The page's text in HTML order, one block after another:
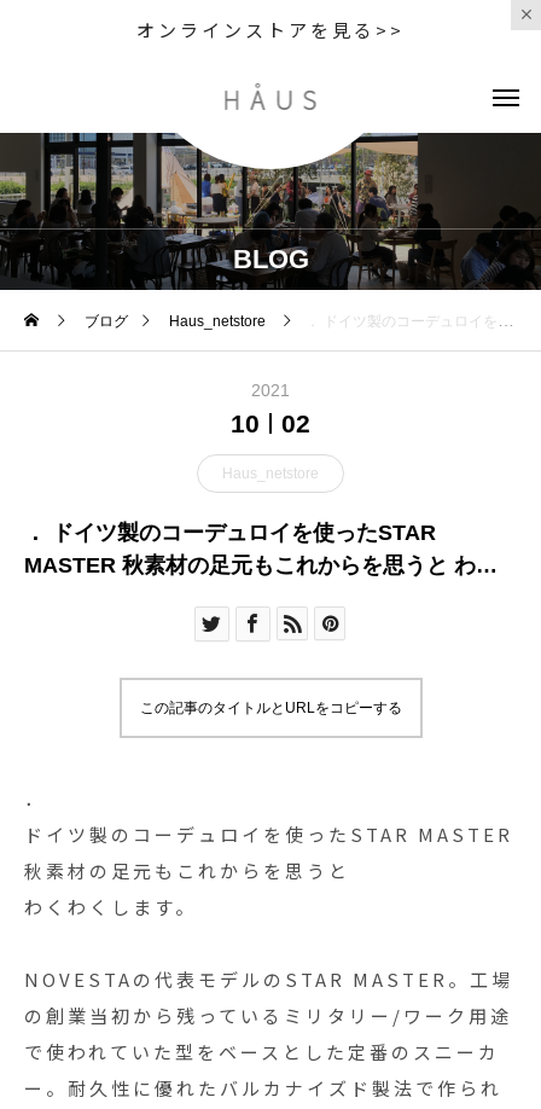
オンラインストアを見る>>
BLOG
ブログ Haus_netstore ． ドイツ製のコーデュロイを使ったSTAR MASTER 秋素材の足元もこれからを思うと わくわくします
2021
10 02
Haus_netstore
． ドイツ製のコーデュロイを使ったSTAR
MASTER 秋素材の足元もこれからを思うと わく
この記事のタイトルとURLをコピーする
．
ドイツ製のコーデュロイを使ったSTAR MASTER
秋素材の足元もこれからを思うと
わくわくします。
NOVESTAの代表モデルのSTAR MASTER。工場
の創業当初から残っているミリタリー/ワーク用途
で使われていた型をベースとした定番のスニーカ
ー。耐久性に優れたバルカナイズド製法で作られ